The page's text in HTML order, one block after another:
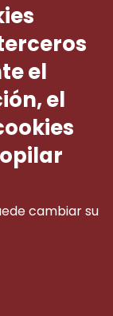
DA
de
el
el
cambiar su